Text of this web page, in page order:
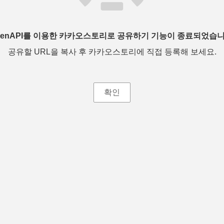
를 이용한 카카오스토리로 공유하기 기능이 종료되었습
공유할 URL을 복사 후 카카오스토리에 직접 등록해 보세요.
확인